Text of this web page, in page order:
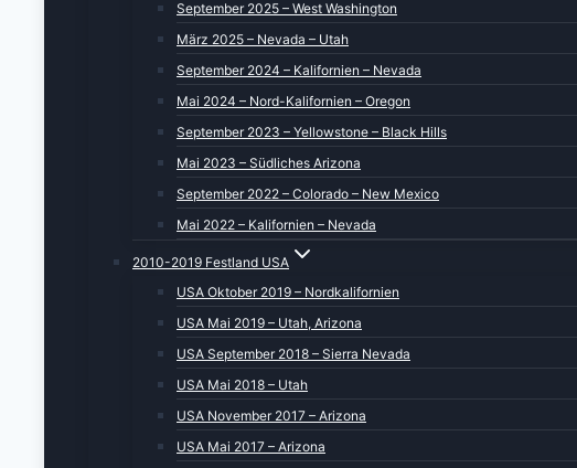
September 2025 – West Washington
März 2025 – Nevada – Utah
September 2024 – Kalifornien – Nevada
Mai 2024 – Nord-Kalifornien – Oregon
September 2023 – Yellowstone – Black Hills
Mai 2023 – Südliches Arizona
September 2022 – Colorado – New Mexico
Mai 2022 – Kalifornien – Nevada
2010-2019 Festland USA
USA Oktober 2019 – Nordkalifornien
USA Mai 2019 – Utah, Arizona
USA September 2018 – Sierra Nevada
USA Mai 2018 – Utah
USA November 2017 – Arizona
USA Mai 2017 – Arizona